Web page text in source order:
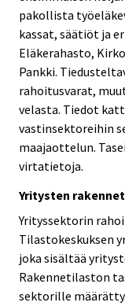
pakollista
kassat, säätiöt ja
Eläkerahasto,
Pankki.
rahoitusvarat,
velasta. Tiedot
vastinsektoreihin
maajaottelun.
virtatietoja.
Yritysten
Yrityssektorin
Tilastokeskuksen
joka sisältää
Rakennetilaston
sektorille